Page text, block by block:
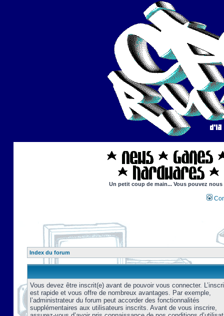
Un petit coup de main... Vous pouvez
Index du forum
Vous devez être inscrit(e) avant de pouvoir vous connecter.
est rapide et vous offre de nombreux avantages. Par exemple,
l’administrateur du forum peut accorder des fonctionnalités
supplémentaires aux utilisateurs inscrits. Avant de vous inscrire,